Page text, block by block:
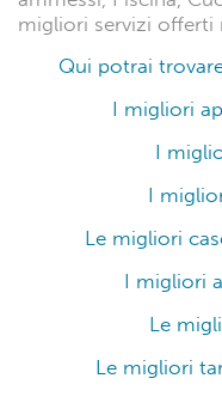
migliori servizi offerti
Qui potrai
I migliori
I
I
Le migliori
I migliori
Le
Le migliori